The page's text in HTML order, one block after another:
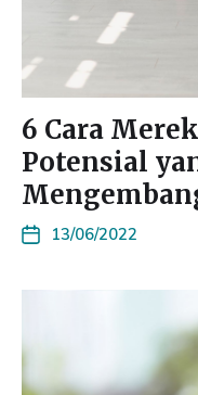
6 Cara
Potensial
13/06/2022